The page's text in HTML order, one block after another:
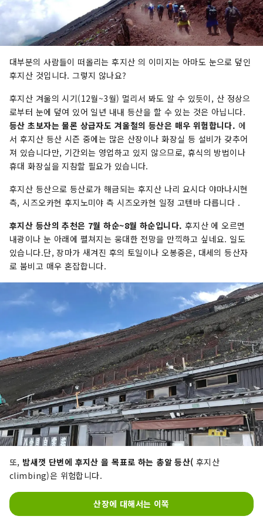
대부분의 사람들이 떠올리는 후지산 의 이미지는 아마도 눈으로 덮인
후지산 것입니다. 그렇지 않나요?
후지산 겨울의 시기(12월~3월) 멀리서 봐도 알 수 있듯이, 산 정상으
로부터 눈에 덮여 있어 일년 내내 등산을 할 수 있는 것은 아닙니다.
등산 초보자는 물론 상급자도 겨울철의 등산은 매우 위험합니다. 에
서 후지산 등산 시즌 중에는 많은 산장이나 화장실 등 설비가 갖추어
져 있습니다만, 기간외는 영업하고 있지 않으므로, 휴식의 방법이나
휴대 화장실을 지참할 필요가 있습니다.
후지산 등산으로 등산로가 해금되는 후지산 나리 요시다 야마나시현
측, 시즈오카현 후지노미야 측 시즈오카현 일정 고텐바 다릅니다 .
후지산 등산의 추천은 7월 하순~8월 하순입니다. 후지산 에 오르면
내광이나 눈 아래에 펼쳐지는 웅대한 전망을 만끽하고 싶네요. 일도
있습니다.단, 장마가 새겨진 후의 토일이나 오봉중은, 대세의 등산자
로 붐비고 매우 혼잡합니다.
또, 밤새껏 단번에 후지산 을 목표로 하는 총알 등산( 후지산
climbing)은 위험합니다.
산장에 대해서는 이쪽